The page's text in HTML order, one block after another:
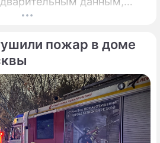
нет. На месте
пожар в доме